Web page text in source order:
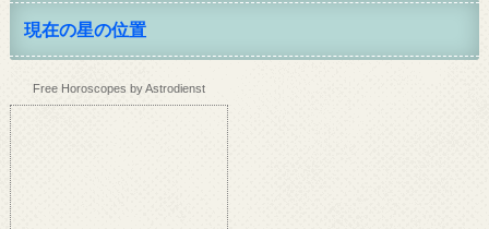
現在の星の位置
Free Horoscopes by Astrodienst